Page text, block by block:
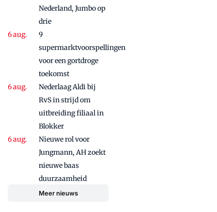
Nederland, Jumbo op
drie
9
supermarktvoorspellingen
voor een gortdroge
toekomst
Nederlaag Aldi bij
RvS in strijd om
uitbreiding filiaal in
Blokker
Nieuwe rol voor
Jungmann, AH zoekt
nieuwe baas
duurzaamheid
Meer nieuws